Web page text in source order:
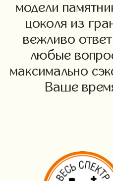
модели
цоколя из
вежливо
любые
максимально
Ваше